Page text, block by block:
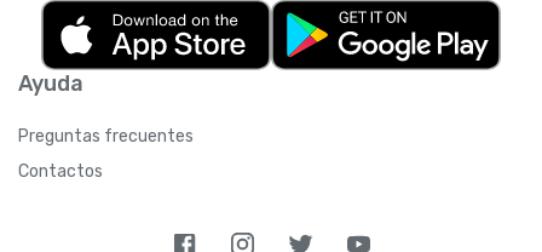
Ayuda
Preguntas frecuentes
Contactos